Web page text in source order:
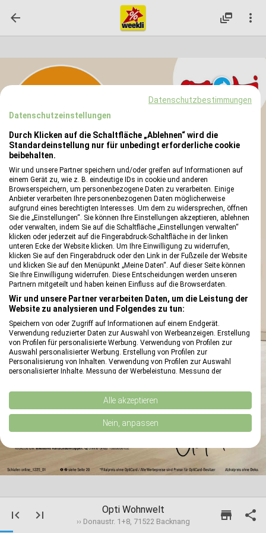
 dynamic_feed 
reply
reply
first_page last_page Opti Wohnwelt
›› Donaustr. 1+8, 71522 Backnang store 
Datenschutzbestimmungen
Datenschutzeinstellungen
Durch Klicken auf die Schaltfläche „Ablehnen“ wird die
Standardeinstellung nur für unbedingt erforderliche cookie
beibehalten.
Wir und unsere Partner speichern und/oder greifen auf Informationen auf
einem Gerät zu, wie z. B. eindeutige IDs in cookie und anderen
Browserspeichern, um personenbezogene Daten zu verarbeiten. Einige
Anbieter verarbeiten Ihre personenbezogenen Daten möglicherweise
aufgrund eines berechtigten Interesses. Um dem zu widersprechen, öffnen
Sie die „Einstellungen“. Sie können Ihre Einstellungen akzeptieren, ablehnen
oder verwalten, indem Sie auf die Schaltfläche „Einstellungen verwalten“
klicken oder jederzeit auf die Fingerabdruck-Schaltfläche in der linken
unteren Ecke der Website klicken. Um Ihre Einwilligung zu widerrufen,
klicken Sie auf den Fingerabdruck oder den Link in der Fußzeile der Website
und klicken Sie auf den Menüpunkt „Meine Daten“. Auf dieser Seite können
Sie Ihre Einwilligung widerrufen. Diese Entscheidungen werden unseren
Partnern mitgeteilt und haben keinen Einfluss auf die Browserdaten.
Wir und unsere Partner verarbeiten Daten, um die Leistung der
Website zu analysieren und Folgendes zu tun:
Speichern von oder Zugriff auf Informationen auf einem Endgerät.
Verwendung reduzierter Daten zur Auswahl von Werbeanzeigen. Erstellung
von Profilen für personalisierte Werbung. Verwendung von Profilen zur
Auswahl personalisierter Werbung. Erstellung von Profilen zur
Personalisierung von Inhalten. Verwendung von Profilen zur Auswahl
personalisierter Inhalte. Messung der Werbeleistung. Messung der
Kombinationen von Daten aus verschiedenen Quellen. Entwicklung und
Verbesserung der Angebote. Verwendung reduzierter Daten zur Auswahl
von Inhalten.
Daten können außerhalb der Europäischen Union weitergegeben und in die
USA gesendet werden.
Website/App.
Partnerliste anzeigen (1 IAB-Anbieter)
IAB-Verarbeitungszwecke:
Speichern von oder Zugriff auf Informationen
auf einem Endgerät
Alle akzeptieren
Nein, anpassen